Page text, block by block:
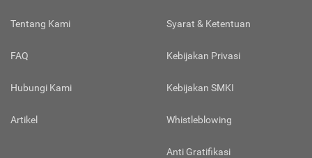
Tentang Kami
FAQ
Hubungi Kami
Artikel
Syarat & Ketentuan
Kebijakan Privasi
Kebijakan SMKI
Whistleblowing
Anti Gratifikasi